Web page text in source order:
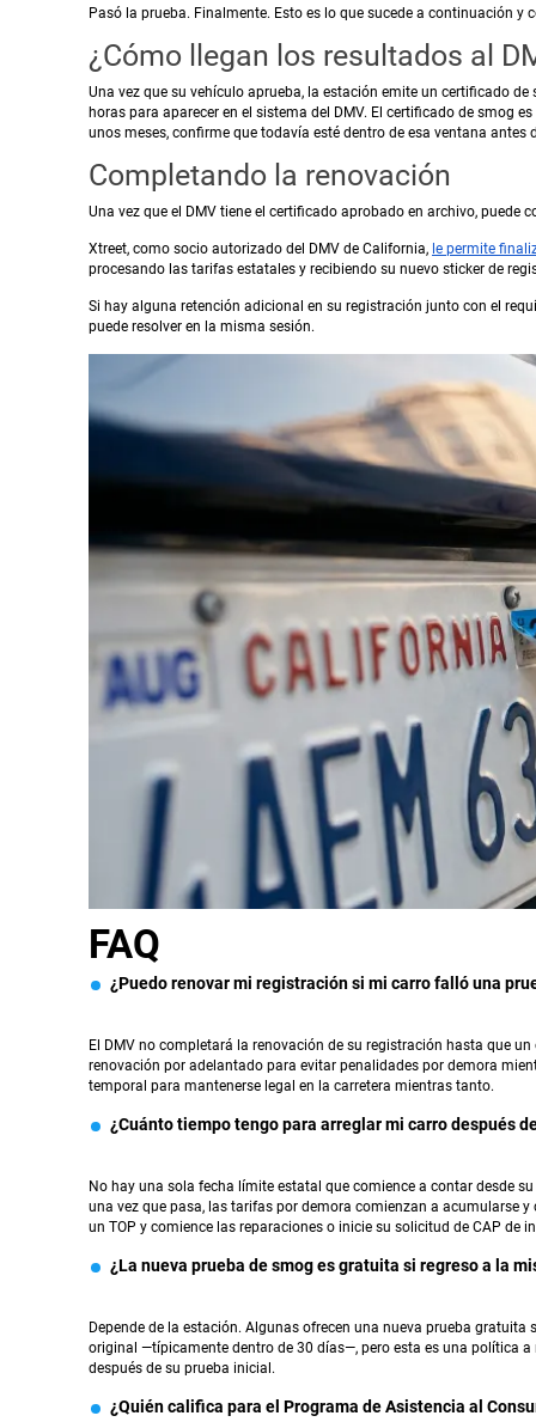
Pasó la prueba. Finalmente. Esto es lo que sucede a continuación
¿Cómo llegan los resultados al
Una vez que su vehículo aprueba, la estación emite un certificado
horas para aparecer en el sistema del DMV. El certificado de smog
unos meses, confirme que todavía esté dentro de esa ventana antes
Completando la renovación
Una vez que el DMV tiene el certificado aprobado en archivo, puede
Xtreet, como socio autorizado del DMV de California, le permite
procesando las tarifas estatales y recibiendo su nuevo sticker de
Si hay alguna retención adicional en su registración junto con el
puede resolver en la misma sesión.
FAQ
¿Puedo renovar mi registración si mi carro falló una
El DMV no completará la renovación de su registración hasta que
renovación por adelantado para evitar penalidades por demora
temporal para mantenerse legal en la carretera mientras tanto.
¿Cuánto tiempo tengo para arreglar mi carro después
No hay una sola fecha límite estatal que comience a contar desde
una vez que pasa, las tarifas por demora comienzan a acumularse
un TOP y comience las reparaciones o inicie su solicitud de CAP de
¿La nueva prueba de smog es gratuita si regreso a la
Depende de la estación. Algunas ofrecen una nueva prueba
original —típicamente dentro de 30 días—, pero esta es una política
después de su prueba inicial.
¿Quién califica para el Programa de Asistencia al